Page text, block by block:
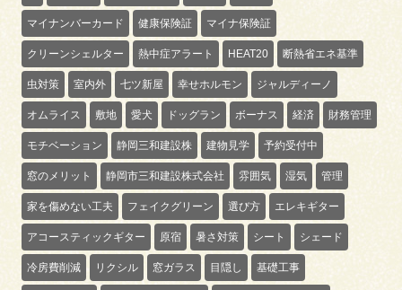
マイナンバーカード 健康保険証 マイナ保険証
クリーンシェルター 熱中症アラート HEAT20 断熱省エネ基準
虫対策 室内外 七ツ新屋 幸せホルモン ジャルディーノ
オムライス 敷地 愛犬 ドッグラン ボーナス 経済 財務管理
モチベーション 静岡三和建設株 建物見学 予約受付中
窓のメリット 静岡市三和建設株式会社 雰囲気 湿気 管理
家を傷めない工夫 フェイクグリーン 選び方 エレキギター
アコースティックギター 原宿 暑さ対策 シート シェード
冷房費削減 リクシル 窓ガラス 目隠し 基礎工事